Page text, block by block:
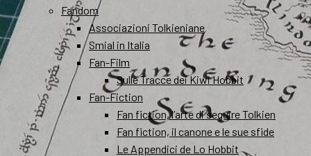
Fandom
Associazioni Tolkieniane
Smial in Italia
Fan-Film
Sulle Tracce dei Kiwi Hobbit
Fan-Fiction
Fan fiction, l’arte di seguire Tolkien
Fan fiction, il canone e le sue sfide
Le Appendici de Lo Hobbit